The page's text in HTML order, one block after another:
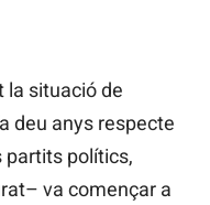
la situació de
deu anys respecte
partits polítics,
va començar a